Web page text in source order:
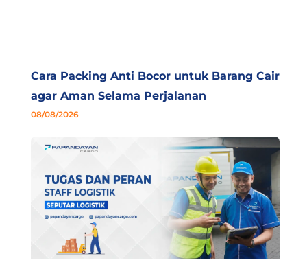
Cara Packing Anti Bocor untuk Barang Cair
agar Aman Selama Perjalanan
08/08/2026